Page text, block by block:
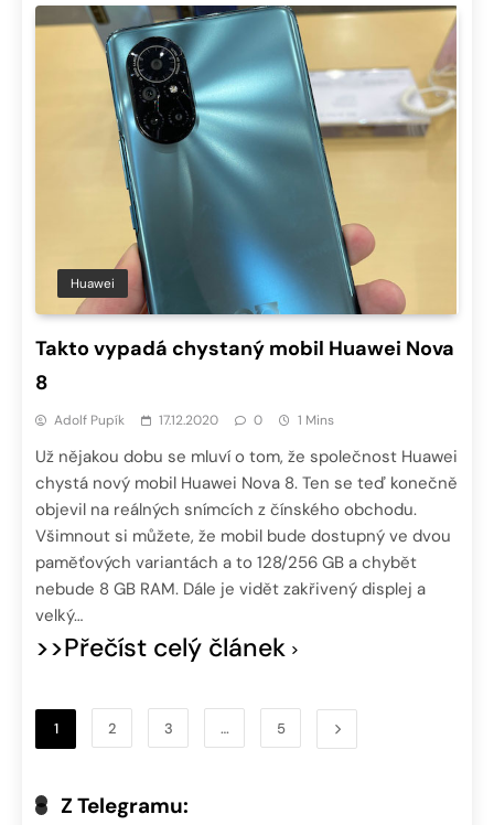
Huawei
Takto vypadá chystaný mobil Huawei Nova
8
Adolf Pupík 17.12.2020 0 1 Mins
Už nějakou dobu se mluví o tom, že společnost Huawei
chystá nový mobil Huawei Nova 8. Ten se teď konečně
objevil na reálných snímcích z čínského obchodu.
Všimnout si můžete, že mobil bude dostupný ve dvou
paměťových variantách a to 128/256 GB a chybět
nebude 8 GB RAM. Dále je vidět zakřivený displej a
velký…
>>Přečíst celý článek
1 2 3 … 5
Z Telegramu: